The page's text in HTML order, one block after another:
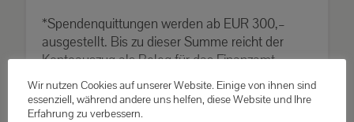
*Spendenquittungen werden ab EUR 300,–
ausgestellt. Bis zu dieser Summe reicht der
Kontoauszug als Beleg für das Finanzamt.
Wir nutzen Cookies auf unserer Website. Einige von ihnen sind
essenziell, während andere uns helfen, diese Website und Ihre
Erfahrung zu verbessern.